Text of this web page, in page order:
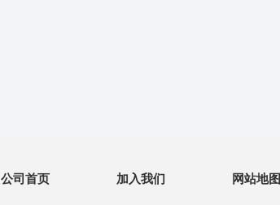
公司首页 加入我们 网站地图